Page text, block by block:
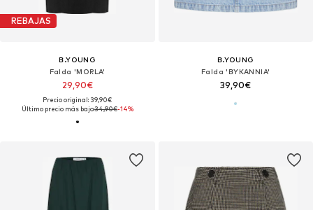
REBAJAS
B.YOUNG
Falda 'MORLA'
29,90€
Precio original: 39,90€
Último precio más bajo:34,90€-14%
B.YOUNG
Falda 'BYKANNIA'
39,90€